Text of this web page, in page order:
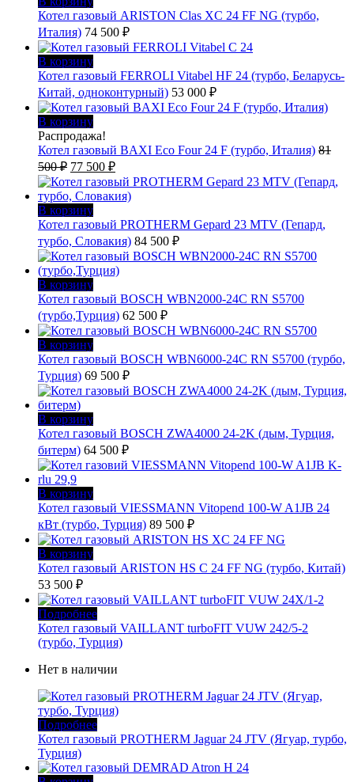
Котел газовый ARISTON Clas XC 24 FF NG (турбо,
Италия) 74 500 ₽
В корзину
Котел газовый FERROLI Vitabel HF 24 (турбо, Беларусь-
Китай, одноконтурный) 53 000 ₽
В корзину
Распродажа!
Котел газовый BAXI Eco Four 24 F (турбо, Италия) 81
500₽ Первоначальная
цена
составляла
81
500 ₽.
77 500 ₽Текущая
цена:
77
В корзину
Котел газовый PROTHERM Gepard 23 MTV (Гепард,
турбо, Словакия) 84 500 ₽
В корзину
Котел газовый BOSCH WBN2000-24C RN S5700
(турбо,Турция) 62 500 ₽
В корзину
Котел газовый BOSCH WBN6000-24C RN S5700 (турбо,
Турция) 69 500 ₽
В корзину
Котел газовый BOSCH ZWA4000 24-2K (дым, Турция,
битерм) 64 500 ₽
В корзину
Котел газовый VIESSMANN Vitopend 100-W A1JB 24
кВт (турбо, Турция) 89 500 ₽
В корзину
Котел газовый ARISTON HS C 24 FF NG (турбо, Китай)
53 500 ₽
Подробнее
Котел газовый VAILLANT turboFIT VUW 242/5-2
(турбо, Турция)
Нет в наличии
Подробнее
Котел газовый PROTHERM Jaguar 24 JTV (Ягуар, турбо,
Турция)